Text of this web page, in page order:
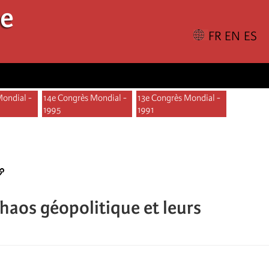
-
14e Congrès Mondial -
1995
13e Congrès Mondial -
1991
géopolitique et leurs